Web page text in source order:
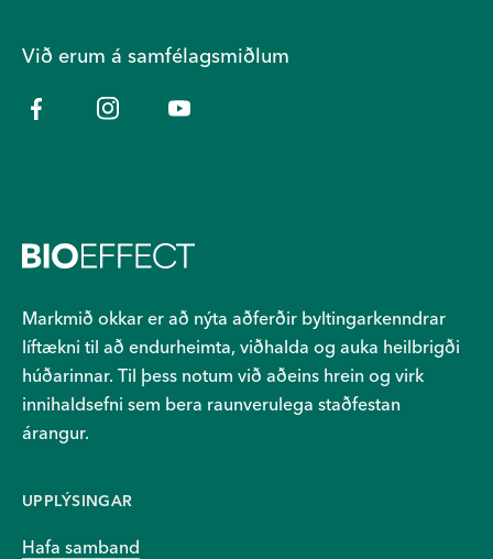
Við erum á samfélagsmiðlum
Markmið okkar er að nýta aðferðir byltingarkenndrar
líftækni til að endurheimta, viðhalda og auka heilbrigði
húðarinnar. Til þess notum við aðeins hrein og virk
innihaldsefni sem bera raunverulega staðfestan
árangur.
UPPLÝSINGAR
Hafa samband